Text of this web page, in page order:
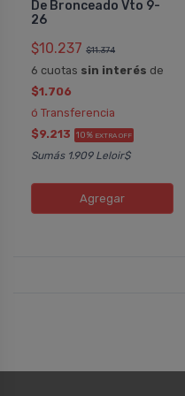
De Bronceado Vto 9-
26
$10.237 $11.374
6 cuotas sin interés de
$1.706
ó Transferencia
$9.213 10% EXTRA OFF
Sumás 1.909 Leloir$
Agregar